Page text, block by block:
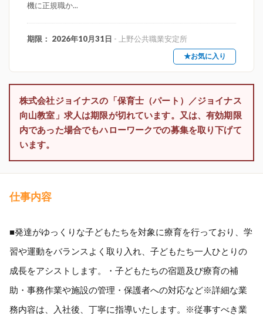
機に正規職か...
期限： 2026年10月31日 - 上野公共職業安定所
★お気に入り
株式会社ジョイナスの「保育士（パート）／ジョイナス
向山教室」求人は期限が切れています。又は、有効期限
内であった場合でもハローワークでの募集を取り下げて
います。
仕事内容
■発達がゆっくりな子どもたちを対象に療育を行っており、学
習や運動をバランスよく取り入れ、子どもたち一人ひとりの
成長をアシストします。・子どもたちの宿題及び療育の補
助・事務作業や施設の管理・保護者への対応など※詳細な業
務内容は、入社後、丁寧に指導いたします。※従事すべき業